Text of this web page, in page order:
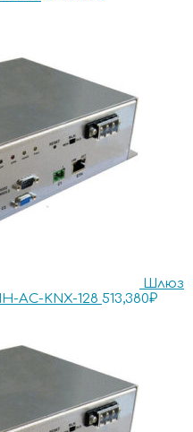
Шлюз
AC-KNX-128 513,380₽